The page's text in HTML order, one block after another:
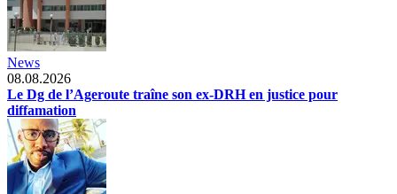
News
08.08.2026
Le Dg de l’Ageroute traîne son ex-DRH en justice pour
diffamation